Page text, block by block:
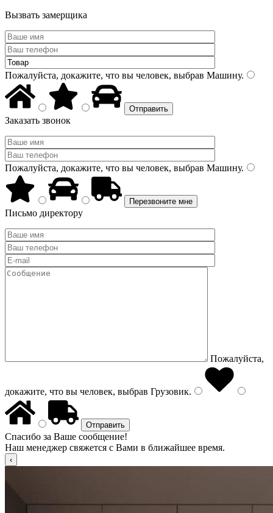
Вызвать замерщика
Пожалуйста, докажите, что вы человек, выбрав Машину.
Заказать звонок
Пожалуйста, докажите, что вы человек, выбрав Машину.
Письмо директору
Пожалуйста,
докажите, что вы человек, выбрав Грузовик.
Спасибо за Ваше сообщение!
Наш менеджер свяжется с Вами в ближайшее время.